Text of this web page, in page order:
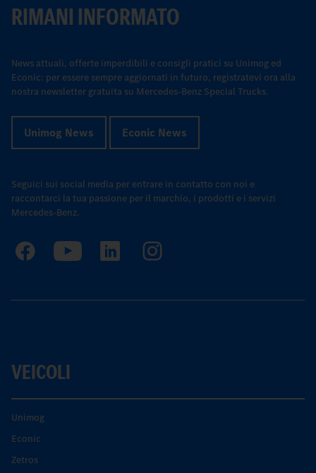
RIMANI INFORMATO
News attuali, offerte imperdibili e consigli pratici su Unimog ed
Econic: per essere sempre aggiornati in futuro, registratevi ora alla
nostra newsletter gratuita su Mercedes-Benz Special Trucks.
Unimog News Econic News
Seguici sui social media per entrare in contatto con noi e
raccontarci la tua passione per il marchio, i prodotti e i servizi
Mercedes-Benz.
VEICOLI
Unimog
Econic
Zetros